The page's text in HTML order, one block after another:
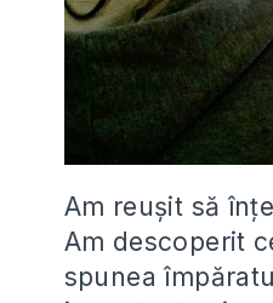
Am reușit să
Am descoperit
spunea